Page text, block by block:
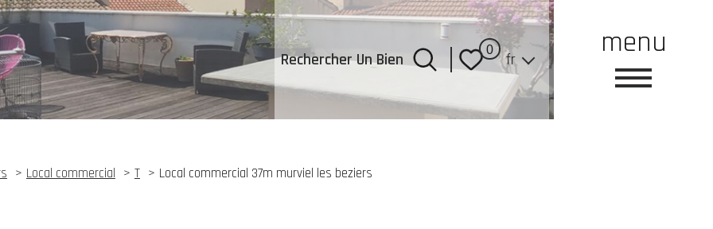
menu
Rechercher Un Bien 0 Langue
fr
Local commercial T Local commercial 37m murviel les beziers